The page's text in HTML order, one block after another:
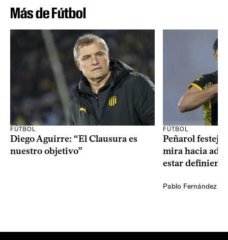
Más de Fútbol
FÚTBOL
Diego Aguirre: “El Clausura es
nuestro objetivo”
FÚTBOL
Peñarol
mira hacia
estar
Pablo Fernández